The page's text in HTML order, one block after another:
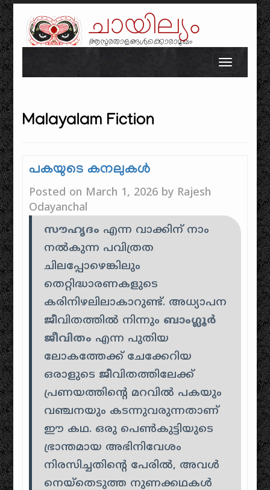
ചായില്യം
ആസുരതാളങ്ങൾക്കൊരാമുഖം
Skip to content
Toggle
Malayalam Fiction
പകയുടെ കനലുകൾ
Posted on March 1, 2026 by Rajesh
Odayanchal
സൗഹൃദം എന്ന വാക്കിന് നാം
നൽകുന്ന പവിത്രത
ചിലപ്പോഴെങ്കിലും
തെറ്റിദ്ധാരണകളുടെ
കരിനിഴലിലാകാറുണ്ട്. അധ്യാപന
ജീവിതത്തിൽ നിന്നും ബാംഗ്ലൂർ
ജീവിതം എന്ന പുതിയ
ലോകത്തേക്ക് ചേക്കേറിയ
ഒരാളുടെ ജീവിതത്തിലേക്ക്
പ്രണയത്തിൻ്റെ മറവിൽ പകയും
വഞ്ചനയും കടന്നുവരുന്നതാണ്
ഈ കഥ. ഒരു പെൺകുട്ടിയുടെ
ഭ്രാന്തമായ അഭിനിവേശം
നിരസിച്ചതിൻ്റെ പേരിൽ, അവൾ
നെയ്തെടുത്ത നുണക്കഥകൾ